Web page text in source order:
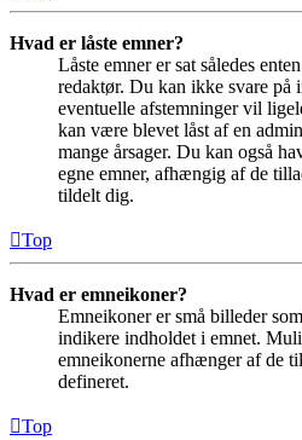
Hvad er låste emner?
Låste emner er sat således
redaktør. Du kan ikke svare på
eventuelle afstemninger vil
kan være blevet låst af en
mange årsager. Du kan også
egne emner, afhængig af de
tildelt dig.
Top
Hvad er emneikoner?
Emneikoner er små billeder
indikere indholdet i emnet.
emneikonerne afhænger af de
defineret.
Top